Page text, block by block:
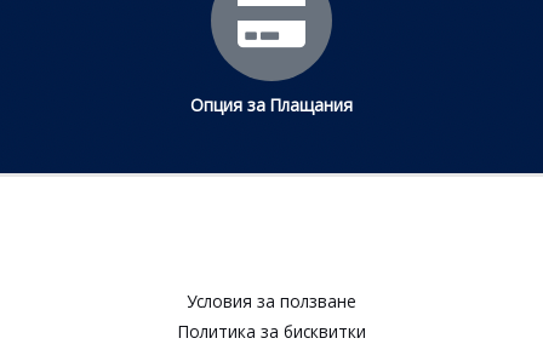
Опция за Плащания
Условия за ползване​
Политика за бисквитки​